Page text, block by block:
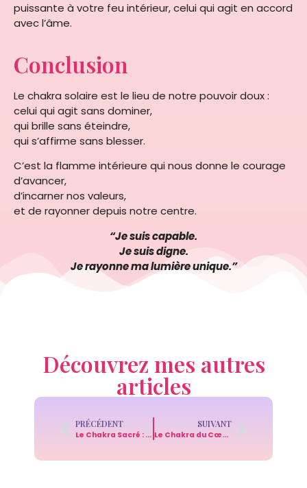
puissante à votre feu intérieur, celui qui agit en accord
avec l’âme.
Conclusion
Le chakra solaire est le lieu de notre pouvoir doux :
celui qui agit sans dominer,
qui brille sans éteindre,
qui s’affirme sans blesser.
C’est la flamme intérieure qui nous donne le courage
d’avancer,
d’incarner nos valeurs,
et de rayonner depuis notre centre.
“Je suis capable.
Je suis digne.
Je rayonne ma lumière unique.”
Découvrez mes autres
articles
PRÉCÉDENT
Le Chakra Sacré : émotions, plaisir et énergie créative
SUIVANT
Le Chakra du Cœur : amour, compassion et ouverture à l’autre